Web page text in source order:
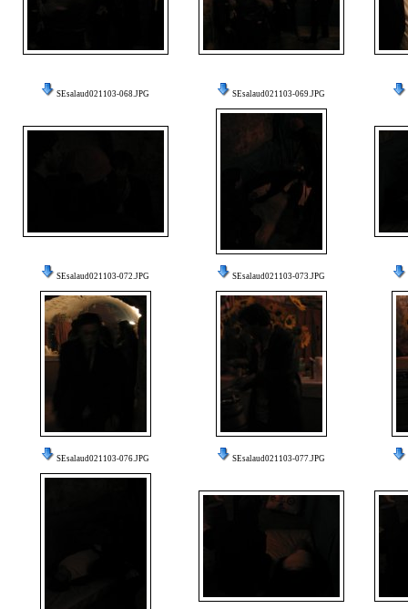
SEsalaud021103-068.JPG SEsalaud021103-069.JPG
SEsalaud021103-072.JPG SEsalaud021103-073.JPG
SEsalaud021103-076.JPG SEsalaud021103-077.JPG